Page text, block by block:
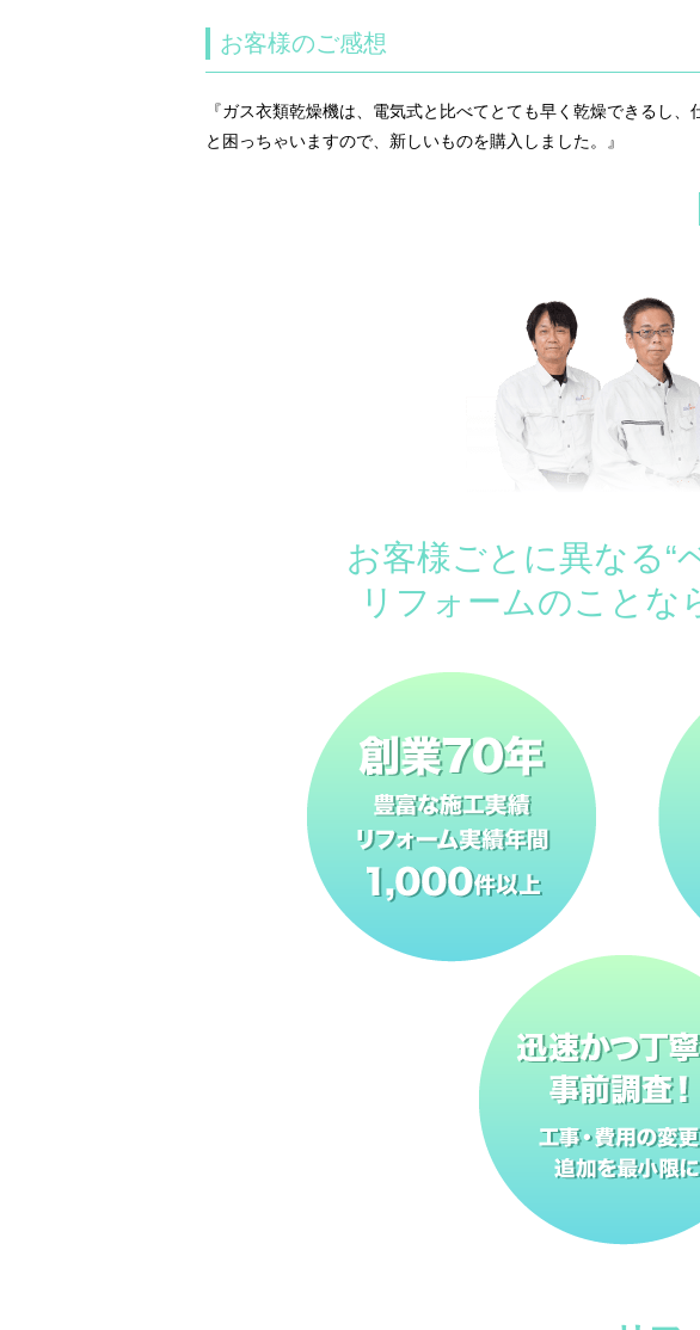
お客様のご感想
『ガス衣類乾燥機は、電気式と比べてとても早く乾燥できるし
と困っちゃいますので、新しいものを購入しました。』
お客様ごとに異なる“
リフォームのことな